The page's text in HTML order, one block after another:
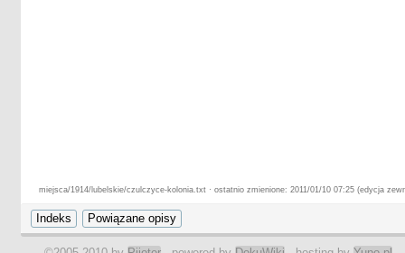
miejsca/1914/lubelskie/czulczyce-kolonia.txt · ostatnio zmienione: 2011/01/10 07:25 (edycja